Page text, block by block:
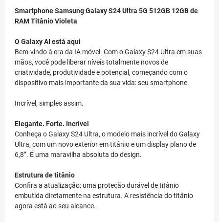
Smartphone Samsung Galaxy S24 Ultra 5G 512GB 12GB de
RAM Titânio Violeta
O Galaxy AI está aqui
Bem-vindo à era da IA móvel. Com o Galaxy S24 Ultra em suas
mãos, você pode liberar níveis totalmente novos de
criatividade, produtividade e potencial, começando com o
dispositivo mais importante da sua vida: seu smartphone.
Incrível, simples assim.
Elegante. Forte. Incrível
Conheça o Galaxy S24 Ultra, o modelo mais incrível do Galaxy
Ultra, com um novo exterior em titânio e um display plano de
6,8”. É uma maravilha absoluta do design.
Estrutura de titânio
Confira a atualização: uma proteção durável de titânio
embutida diretamente na estrutura. A resistência do titânio
agora está ao seu alcance.